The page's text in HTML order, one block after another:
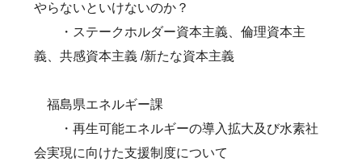
やらないといけないのか？
・ステークホルダー資本主義、倫理資本主
義、共感資本主義 /新たな資本主義
福島県エネルギー課
・再生可能エネルギーの導入拡大及び水素社
会実現に向けた支援制度について